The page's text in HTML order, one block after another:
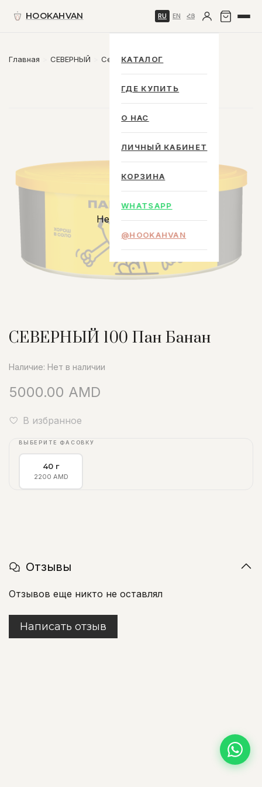
HOOKAHVAN RU EN ՀՅ
КАТАЛОГ
ГДЕ КУПИТЬ
О НАС
ЛИЧНЫЙ КАБИНЕТ
КОРЗИНА
WHATSAPP
@HOOKAHVAN
Главная СЕВЕРНЫЙ Северный 100 g.
Нет в наличии
ВЫБЕРИТЕ ФАСОВКУ
40 г
2200 AMD
Наличие: Нет в наличии
СЕВЕРНЫЙ 100 Пан Банан
5000.00 AMD
В избранное
Отзывы
Отзывов еще никто не оставлял
Написать отзыв